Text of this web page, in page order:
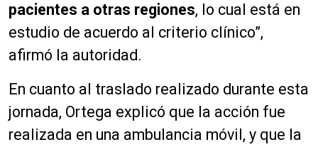
pacientes a otras regiones, lo cual está en
estudio de acuerdo al criterio clínico”,
afirmó la autoridad.
En cuanto al traslado realizado durante esta
jornada, Ortega explicó que la acción fue
realizada en una ambulancia móvil, y que la